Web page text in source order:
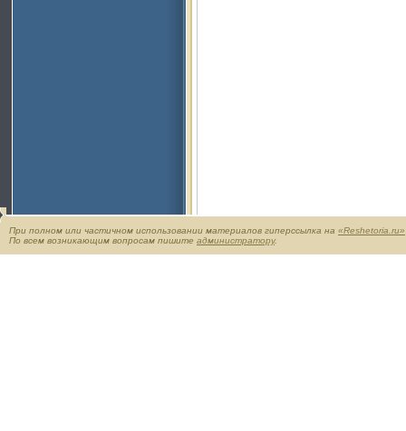
При полном или частичном использовании материалов гиперссылка на «Reshetoria.ru»
По всем возникающим вопросам пишите администратору.